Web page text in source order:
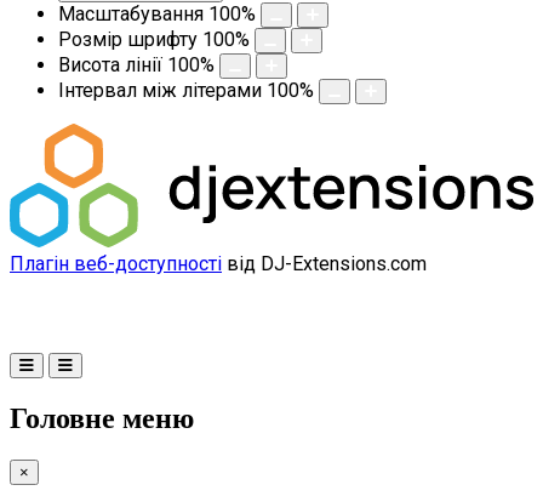
Масштабування 100%
Розмір шрифту 100%
Висота лінії 100%
Інтервал між літерами 100%
Плагін веб-доступності від DJ-Extensions.com
Головне меню
×